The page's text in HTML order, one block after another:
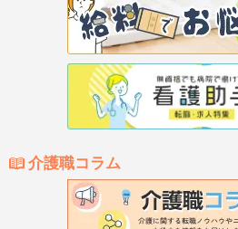
介護職コラム